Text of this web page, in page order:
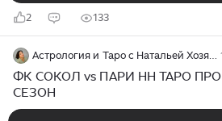
2 133
Астрология и Таро с Натальей Хозяшевой
ФК СОКОЛ vs ПАРИ НН ТАРО
СЕЗОН